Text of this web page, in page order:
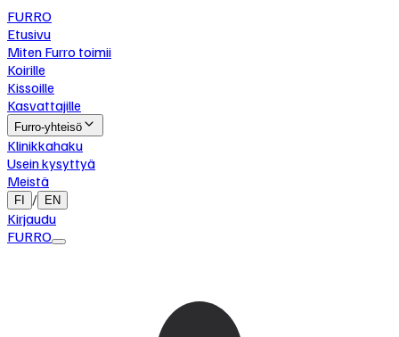
FURRO
Etusivu
Miten Furro toimii
Koirille
Kissoille
Kasvattajille
Furro-yhteisö
Klinikkahaku
Usein kysyttyä
Meistä
FI / EN
Kirjaudu
FURRO